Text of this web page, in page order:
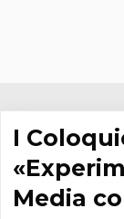
I
Media